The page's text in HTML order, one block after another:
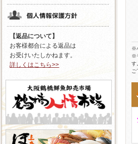
【返品について】
お客様都合による返品は
お受けいたしかねます。
詳しくはこちら>>
※
※
す
ご